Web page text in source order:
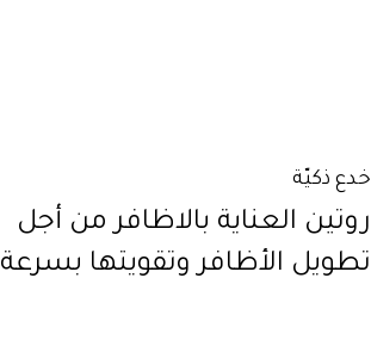
خدع ذكيّة
روتين العناية بالاظافر من أجل
تطويل الأظافر وتقويتها بسرعة